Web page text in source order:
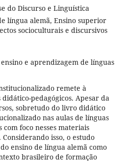
do Discurso e Linguística
língua alemã, Ensino superior
socioculturais e discursivos
e aprendizagem de línguas
remete à
pedagógicos. Apesar da
sobretudo do livro didático
nas aulas de línguas
com foco nesses materiais
isso, o estudo
ensino de língua alemã como
brasileiro de formação